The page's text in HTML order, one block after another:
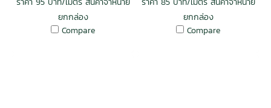
ยกกล่อง
Compare
ยกกล่อง
Compare